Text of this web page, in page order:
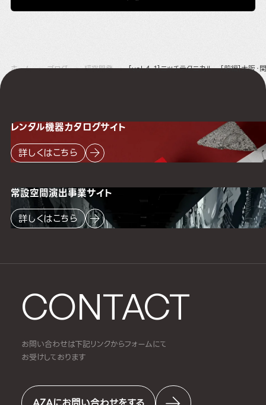
ホーム ブログ 研究開発 [vol.４-1]ニッチテクニカル – [前編]大阪・
CONTACT
お問い合わせは下記リンクからフォームにて
お受けしております
レンタル機器カタログサイト
詳しくはこちら
常設空間演出事業サイト
詳しくはこちら